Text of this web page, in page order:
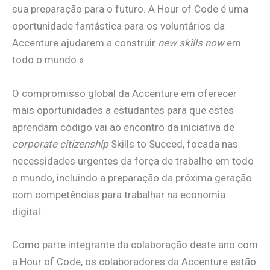
sua preparação para o futuro. A Hour of Code é uma
oportunidade fantástica para os voluntários da
Accenture ajudarem a construir new skills nowem
todo o mundo.»
O compromisso global da Accenture em oferecer
mais oportunidades a estudantes para que estes
aprendam código vai ao encontro da iniciativa de
corporate citizenship Skills to Succed, focada nas
necessidades urgentes da força de trabalho em todo
o mundo, incluindo a preparação da próxima geração
com competências para trabalhar na economia
digital.
Como parte integrante da colaboração deste ano com
a Hour of Code, os colaboradores da Accenture estão